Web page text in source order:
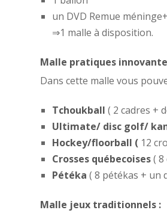
un DVD Remue
⇒1 malle à disposition.
Malle pratiques
Dans cette malle vous
Tchoukball ( 2 cadres +
Ultimate/ disc golf/
Hockey/floorball ( 12
Crosses québecoises(
Pétéka ( 8 pétékas + un
Malle jeux traditionnels :